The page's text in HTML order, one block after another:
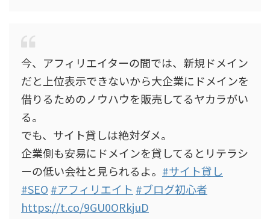
今、アフィリエイターの間では、新規ドメイン
だと上位表示できないから大企業にドメインを
借りるためのノウハウを販売してるヤカラがい
る。
でも、サイト貸しは絶対ダメ。
企業側も安易にドメインを貸してるとリテラシ
ーの低い会社と見られるよ。 #サイト貸し
#SEO #アフィリエイト #ブログ初心者
https://t.co/9GU0ORkjuD